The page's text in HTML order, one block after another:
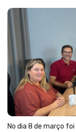
No dia 8 de março